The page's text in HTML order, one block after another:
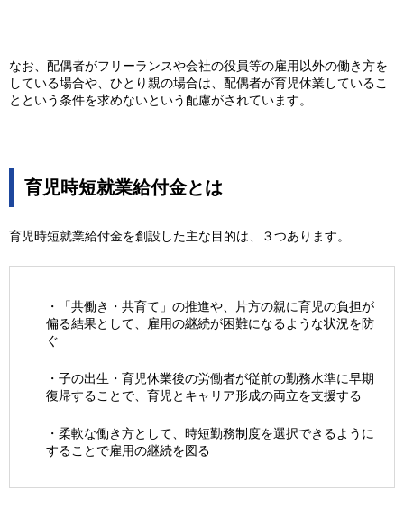
なお、配偶者がフリーランスや会社の役員等の雇用以外の働き方を
している場合や、ひとり親の場合は、配偶者が育児休業しているこ
とという条件を求めないという配慮がされています。
育児時短就業給付金とは
育児時短就業給付金を創設した主な目的は、３つあります。
・「共働き・共育て」の推進や、片方の親に育児の負担が
偏る結果として、雇用の継続が困難になるような状況を防
ぐ
・子の出生・育児休業後の労働者が従前の勤務水準に早期
復帰することで、育児とキャリア形成の両立を支援する
・柔軟な働き方として、時短勤務制度を選択できるように
することで雇用の継続を図る